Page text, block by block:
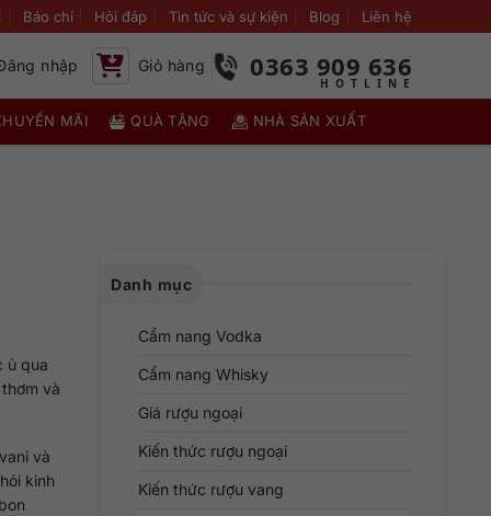
Báo chí Hỏi đáp Tin tức và sự kiện Blog Liên hệ
nhập Giỏ hàng 0363 909 636
MÃI QUÀ TẶNG NHÀ SẢN XUẤT
ủ qua
và
và
kinh
Danh mục
Cẩm nang Vodka
Cẩm nang Whisky
Giá rượu ngoại
Kiến thức rượu ngoại
Kiến thức rượu vang